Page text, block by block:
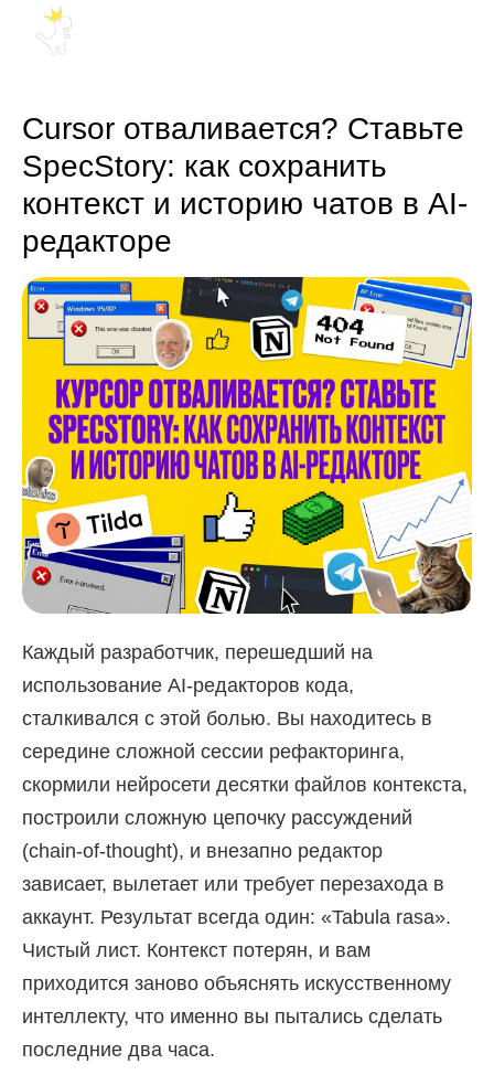
Cursor отваливается? Ставьте
SpecStory: как сохранить
контекст и историю чатов в AI-
редакторе
Каждый разработчик, перешедший на
использование AI-редакторов кода,
сталкивался с этой болью. Вы находитесь в
середине сложной сессии рефакторинга,
скормили нейросети десятки файлов контекста,
построили сложную цепочку рассуждений
(chain-of-thought), и внезапно редактор
зависает, вылетает или требует перезахода в
аккаунт. Результат всегда один: «Tabula rasa».
Чистый лист. Контекст потерян, и вам
приходится заново объяснять искусственному
интеллекту, что именно вы пытались сделать
последние два часа.